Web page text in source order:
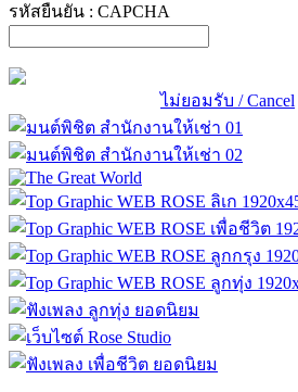
รหัสยืนยัน : CAPCHA
ไม่ยอมรับ / Cancel